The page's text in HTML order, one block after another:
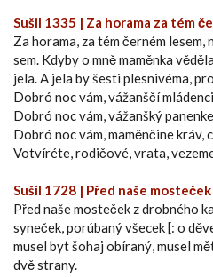
Sušil 1335 | Za horama za tém
Za horama, za tém černém lesem,
sem. Kdyby o mně maměnka
jela. A jela by šesti plesnivéma,
Dobró noc vám, vážanščí
Dobró noc vám, vážanšký
Dobró noc vám, maměnčine kráv,
Votvíréte, rodičové, vrata,
Sušil 1728 | Před naše
Před naše mosteček z drobného
syneček, porúbaný všecek [: o
musel byt šohaj obíraný, musel
dvě strany.